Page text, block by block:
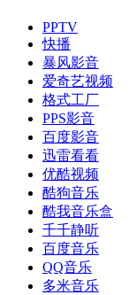
PPTV
快播
暴风影音
爱奇艺视频
格式工厂
PPS影音
百度影音
迅雷看看
优酷视频
酷狗音乐
酷我音乐盒
千千静听
百度音乐
QQ音乐
多米音乐